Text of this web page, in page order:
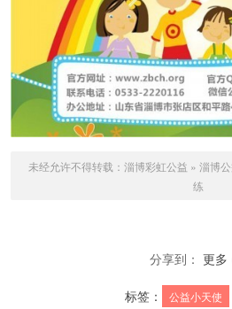
未经允许不得转载： 淄博彩虹公益 » 淄博
练
分享到： 更多
标签： 公益小天使